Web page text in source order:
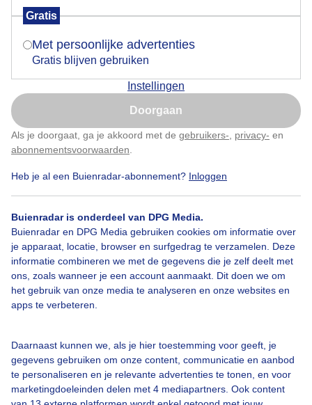
Gratis
Met persoonlijke advertenties
Gratis blijven gebruiken
Instellingen
Doorgaan
Als je doorgaat, ga je akkoord met de gebruikers- privacy- en
abonnementsvoorwaarden
Heb je al een Buienradar-abonnement? Inloggen
Buienradar is onderdeel van DPG Media.
Buienradar en DPG Media gebruiken cookies om informatie over
je apparaat, locatie, browser en surfgedrag te verzamelen. Deze
informatie combineren we met de gegevens die je zelf deelt met
ons, zoals wanneer je een account aanmaakt. Dit doen we om
het gebruik van onze media te analyseren en onze websites en
apps te verbeteren.
Daarnaast kunnen we, als je hier toestemming voor geeft, je
gegevens gebruiken om onze content, communicatie en aanbod
te personaliseren en je relevante advertenties te tonen, en voor
marketingdoeleinden delen met 4 mediapartners. Ook content
Mooi rustig wandelweer
Herfst Zon Wolken
Bekijk slideshow
Een moment geduld aub...
Is goed, toon de popup
Nu niet, misschien later
Klik hierom dit aan te passen